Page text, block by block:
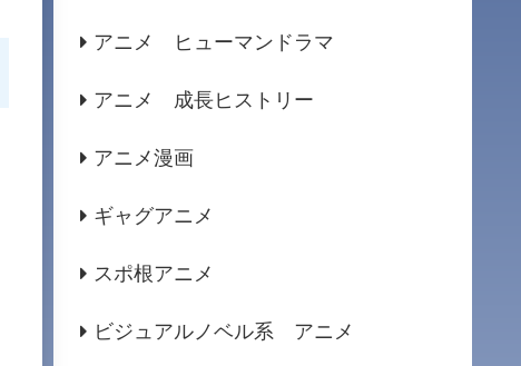
アニメ ヒューマンドラマ
アニメ 成長ヒストリー
アニメ漫画
ギャグアニメ
スポ根アニメ
ビジュアルノベル系 アニメ